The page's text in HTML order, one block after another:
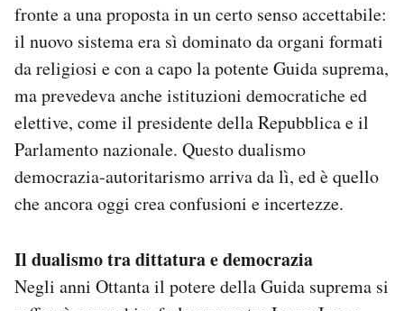
fronte a una proposta in un certo senso accettabile:
il nuovo sistema era sì dominato da organi formati
da religiosi e con a capo la potente Guida suprema,
ma prevedeva anche istituzioni democratiche ed
elettive, come il presidente della Repubblica e il
Parlamento nazionale. Questo dualismo
democrazia-autoritarismo arriva da lì, ed è quello
che ancora oggi crea confusioni e incertezze.
Il dualismo tra dittatura e democrazia
Negli anni Ottanta il potere della Guida suprema si